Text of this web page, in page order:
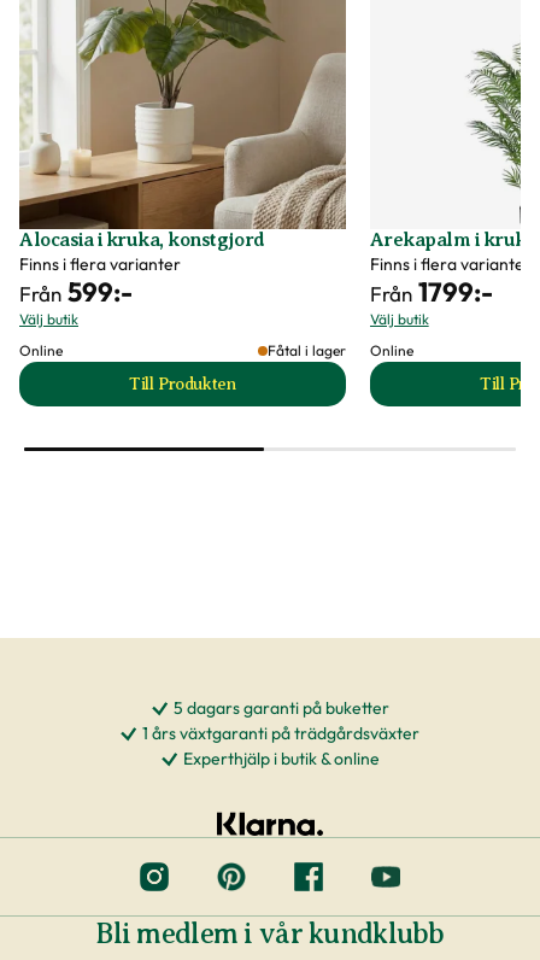
Alocasia i kruka, konstgjord
Finns i flera varianter
Från 599:-
Välj butik
Online
Fåtal i lager
Till Produkten
till Alocasia i kruka, konstgjord produktsida
Arekapalm i
Finns i flera varianter
Från 1799:-
Välj butik
Online
Till
5 dagars garanti på buketter
1 års växtgaranti på trädgårdsväxter
Experthjälp i butik & online
Bli medlem i vår kundklubb